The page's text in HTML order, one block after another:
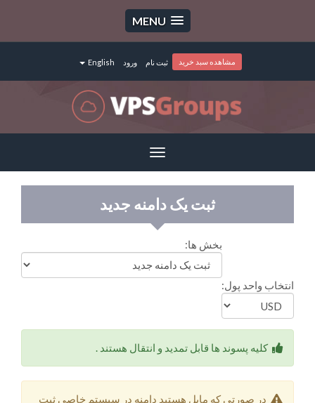
MENU
English ورود ثبت نام مشاهده سبد خرید
Toggle
navigation
ثبت یک دامنه جدید
بخش ها:
انتخاب واحد پول:
کلیه پسوند ها قابل تمدید و انتقال هستند .
در صورتی که مایل هستید دامنه در سیستم خاصی ثبت